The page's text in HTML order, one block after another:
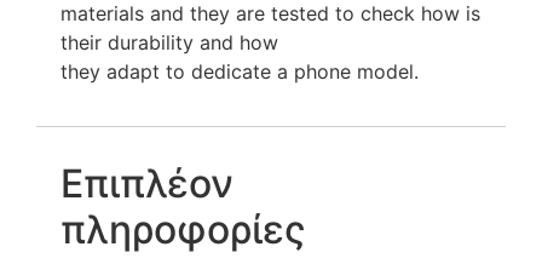
materials and they are tested to check how is
their durability and how
they adapt to dedicate a phone model.
Επιπλέον
πληροφορίες